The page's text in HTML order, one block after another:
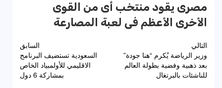
مصرى يقود منتخب أى من القوى
الأخرى الأعظم فى لعبة المصارعة
تصفّح
المقالات
السابق
السعودية تستضيف البرنامج
الاقليمي للأولمبياد الخاص
بمشاركة 6 دول
التالي
وزير الرياضة يُكرم “هنا جودة”
بعد ذهبية وفضية بطولة العالم
للناشئات بالبرتغال